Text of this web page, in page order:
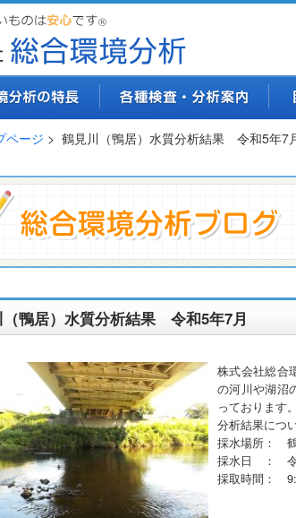
ページ > 鶴見川（鴨居）水質分析結果 令和5年7
（鴨居）水質分析結果 令和5年7月
株式会社総合
の河川や湖沼
っております。
分析結果につ
採水場所： 鶴
採水日 ： 令
採取時間：